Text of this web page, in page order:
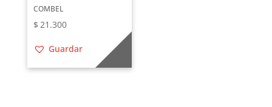
COMBEL
$ 21.300
Guardar